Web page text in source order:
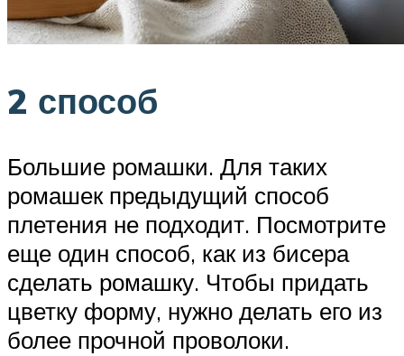
2 способ
Большие ромашки. Для таких
ромашек предыдущий способ
плетения не подходит. Посмотрите
еще один способ, как из бисера
сделать ромашку. Чтобы придать
цветку форму, нужно делать его из
более прочной проволоки.